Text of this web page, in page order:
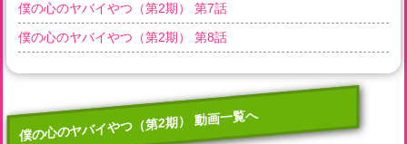
僕の心のヤバイやつ（第2期） 第7話
僕の心のヤバイやつ（第2期） 第8話
僕の心のヤバイやつ（第2期） 動画一覧へ